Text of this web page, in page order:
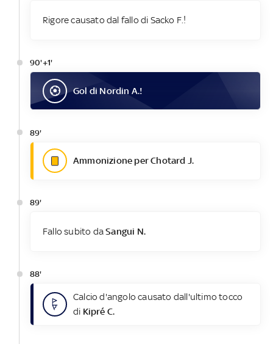
Rigore causato dal fallo di Sacko F.!
90'+1'
Gol di Nordin A.!
89'
Ammonizione per Chotard J.
89'
Fallo subito daSangui N.
88'
Calcio d'angolo causato dall'ultimo tocco
di Kipré C.